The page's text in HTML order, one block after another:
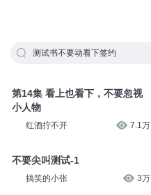
测试书不要动看下签约
第14集 看上也看下，不要忽视
小人物
红酒拧不开 7.1万
不要尖叫测试-1
搞笑的小张 3万